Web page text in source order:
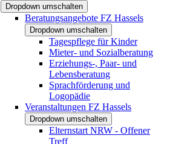
Dropdown umschalten
Beratungsangebote FZ Hassels
Dropdown umschalten
Tagespflege für Kinder
Mieter- und Sozialberatung
Erziehungs-, Paar- und
Lebensberatung
Sprachförderung und
Logopädie
Veranstaltungen FZ Hassels
Dropdown umschalten
Elternstart NRW - Offener
Treff